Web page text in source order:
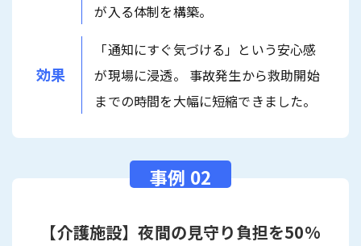
が入る体制を構築。
効果
「通知にすぐ気づける」という安心感
が現場に浸透。 事故発生から救助開始
までの時間を大幅に短縮できました。
【介護施設】夜間の見守り負担を50%